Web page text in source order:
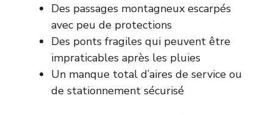
Des passages montagneux escarpés
avec peu de protections
Des ponts fragiles qui peuvent être
impraticables après les pluies
Un manque total d’aires de service ou
de stationnement sécurisé